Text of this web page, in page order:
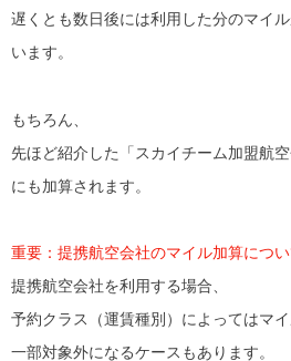
遅くとも数日後には利用した分のマイ
います。
もちろん、
先ほど紹介した「スカイチーム加盟航
にも加算されます。
重要：提携航空会社のマイル加算につ
提携航空会社を利用する場合、
予約クラス（運賃種別）によってはマ
一部対象外になるケースもあります。